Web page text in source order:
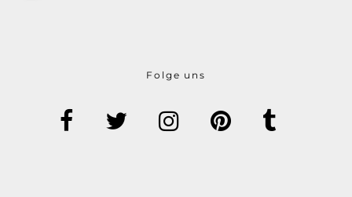
Folge uns